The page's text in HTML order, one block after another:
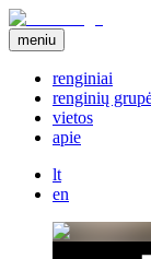
meniu
renginiai
renginių
vietos
apie
lt
en